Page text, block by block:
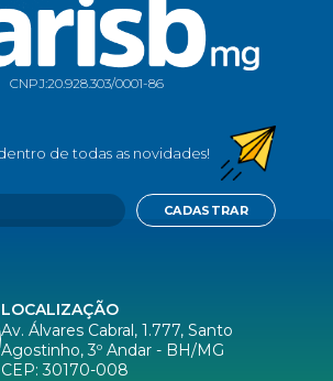
CNPJ:20.928.303/0001-86
LOCALIZAÇÃO
Av. Álvares Cabral, 1.777, Santo
Agostinho, 3º Andar - BH/MG
CEP: 30170-008
CADASTRAR